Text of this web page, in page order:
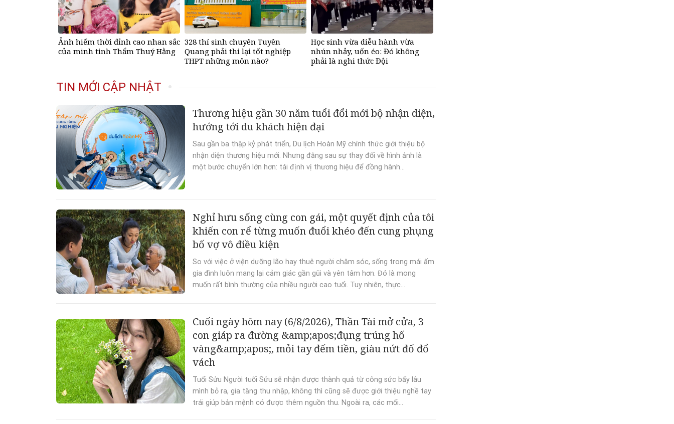
Ảnh hiếm thời đỉnh cao nhan sắc
của minh tinh Thẩm Thuý Hằng
328 thí sinh chuyên Tuyên
Quang phải thi lại tốt nghiệp
THPT những môn nào?
Học sinh vừa diễu hành vừa
nhún nhảy, uốn éo: Đó không
phải là nghi thức Đội
TIN MỚI CẬP NHẬT
Thương hiệu gần 30 năm tuổi đổi mới bộ nhận diện,
hướng tới du khách hiện đại
Sau gần ba thập kỷ phát triển, Du lịch Hoàn Mỹ chính thức giới thiệu bộ
nhận diện thương hiệu mới. Nhưng đằng sau sự thay đổi về hình ảnh là
một bước chuyển lớn hơn: tái định vị thương hiệu để đồng hành...
Nghỉ hưu sống cùng con gái, một quyết định của tôi
khiến con rể từng muốn đuổi khéo đến cung phụng
bố vợ vô điều kiện
So với việc ở viện dưỡng lão hay thuê người chăm sóc, sống trong mái ấm
gia đình luôn mang lại cảm giác gần gũi và yên tâm hơn. Đó là mong
muốn rất bình thường của nhiều người cao tuổi. Tuy nhiên, thực...
Cuối ngày hôm nay (6/8/2026), Thần Tài mở cửa, 3
con giáp ra đường &amp;apos;đụng trúng hố
vàng&amp;apos;, mỏi tay đếm tiền, giàu nứt đố đổ
vách
Tuổi Sửu Người tuổi Sửu sẽ nhận được thành quả từ công sức bấy lâu
mình bỏ ra, gia tăng thu nhập, không thì cũng sẽ được giới thiệu nghề tay
trái giúp bản mệnh có được thêm nguồn thu. Ngoài ra, các mối...